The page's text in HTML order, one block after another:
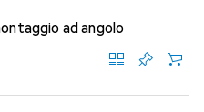
ad angolo